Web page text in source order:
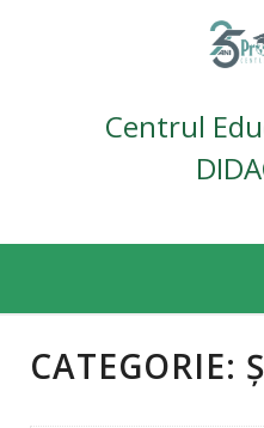
Centrul
content
CATEGORIE: